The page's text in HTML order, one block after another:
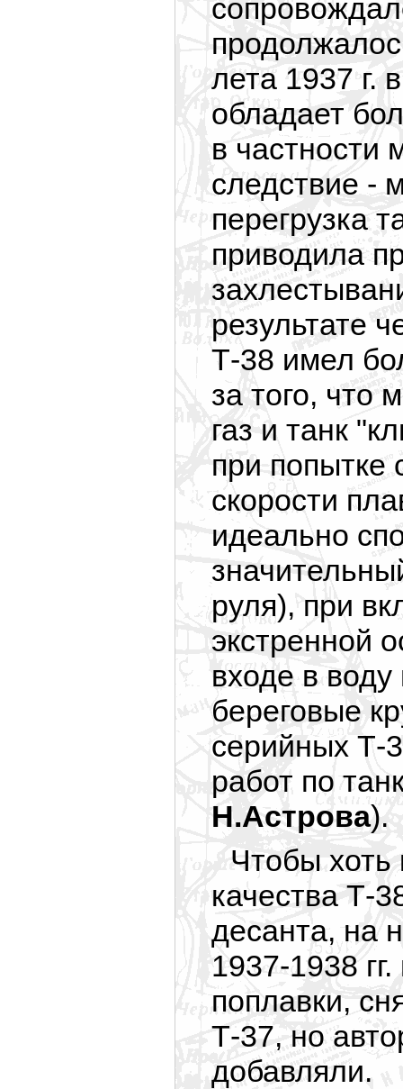
лета 1937 г.
обладает
в
следствие -
перегрузка
приводила
результате
Т-38 имел
за того, что
газ и танк
при попытке
скорости
идеально
руля), при
экстренной
входе в
береговые
серийных Т-
работ по
Н.Астрова).
Чтобы хоть
качества Т-
десанта, на
1937-1938
поплавки,
Т-37, но
добавляли.